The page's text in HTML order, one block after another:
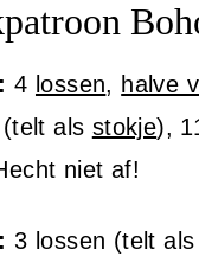
4 lossen, halve
(telt als stokje),
niet af!
3 lossen (telt